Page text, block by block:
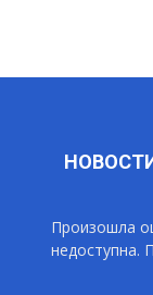
Произошла
недоступна.